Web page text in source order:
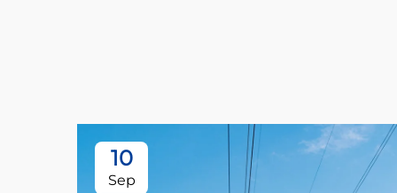
10
Sep